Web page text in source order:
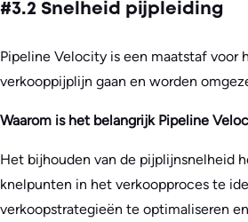
#3.2 Snelheid pijpleiding
Pipeline Velocity is een maatstaf voor
verkooppijplijn gaan en worden
Waarom is het belangrijk Pipeline
Het bijhouden van de pijplijnsnelheid
knelpunten in het verkoopproces te
verkoopstrategieën te optimaliseren